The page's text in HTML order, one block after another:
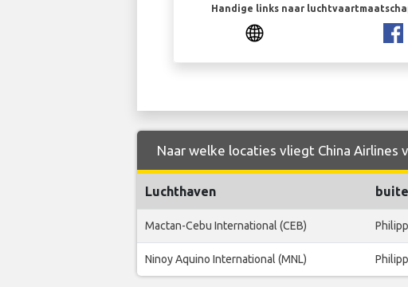
Handige links naar
Naar welke locaties vliegt China Airlines
Luchthaven
Mactan-Cebu International (CEB)
Ninoy Aquino International (MNL)